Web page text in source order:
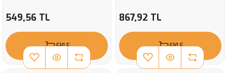
549,56 TL
EKLE
867,92 TL
EKLE